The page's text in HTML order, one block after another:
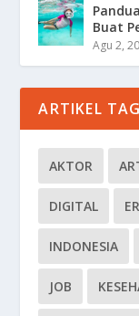
Buat
Agu 2,
ARTIKEL TAG
AKTOR
DIGITAL
INDONESIA
JOB